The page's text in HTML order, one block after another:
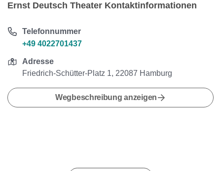
Ernst Deutsch Theater Kontaktinformationen
Telefonnummer
+49 4022701437
Adresse
Friedrich-Schütter-Platz 1, 22087 Hamburg
Wegbeschreibung anzeigen